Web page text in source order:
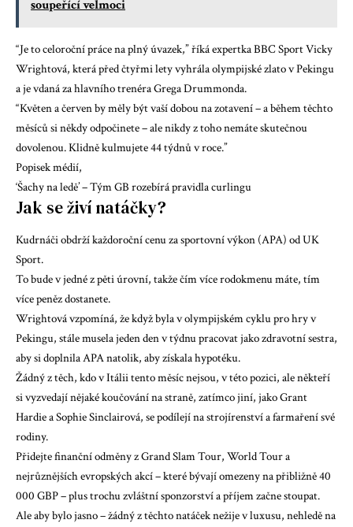
soupeřící velmoci
“Je to celoroční práce na plný úvazek,” říká expertka BBC Sport Vicky
Wrightová, která před čtyřmi lety vyhrála olympijské zlato v Pekingu
a je vdaná za hlavního trenéra Grega Drummonda.
“Květen a červen by měly být vaší dobou na zotavení – a během těchto
měsíců si někdy odpočinete – ale nikdy z toho nemáte skutečnou
dovolenou. Klidně kulmujete 44 týdnů v roce.”
Popisek médií,
‘Šachy na ledě’ – Tým GB rozebírá pravidla curlingu
Jak se živí natáčky?
Kudrnáči obdrží každoroční cenu za sportovní výkon (APA) od UK
Sport.
To bude v jedné z pěti úrovní, takže čím více rodokmenu máte, tím
více peněz dostanete.
Wrightová vzpomíná, že když byla v olympijském cyklu pro hry v
Pekingu, stále musela jeden den v týdnu pracovat jako zdravotní sestra,
aby si doplnila APA natolik, aby získala hypotéku.
Žádný z těch, kdo v Itálii tento měsíc nejsou, v této pozici, ale někteří
si vyzvedají nějaké koučování na straně, zatímco jiní, jako Grant
Hardie a Sophie Sinclairová, se podílejí na strojírenství a farmaření své
rodiny.
Přidejte finanční odměny z Grand Slam Tour, World Tour a
nejrůznějších evropských akcí – které bývají omezeny na přibližně 40
000 GBP – plus trochu zvláštní sponzorství a příjem začne stoupat.
Ale aby bylo jasno – žádný z těchto natáček nežije v luxusu, nehledě na